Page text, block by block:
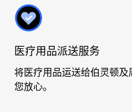
医疗用品派送服务
将医疗用品运送给伯灵顿
您放心。